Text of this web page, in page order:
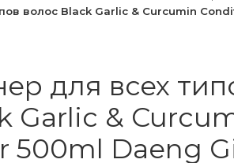
волос Black Garlic & Curcumin
для всех
Garlic &
500ml Daeng